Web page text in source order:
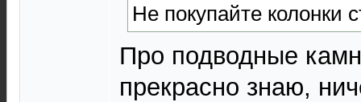
Не покупайте колонки
Про подводные
прекрасно знаю,